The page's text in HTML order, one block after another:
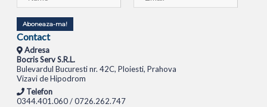
Aboneaza-ma!
Contact
Adresa
Bocris Serv S.R.L.
Bulevardul Bucuresti nr. 42C, Ploiesti, Prahova
Vizavi de Hipodrom
Telefon
0344.401.060 / 0726.262.747